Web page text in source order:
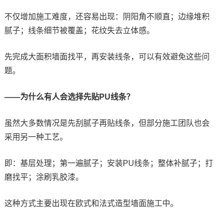
不仅增加施工难度，还容易出现：阴阳角不顺直；边缘堆积
腻子；线条细节被覆盖；花纹失去立体感。
先完成大面积墙面找平，再安装线条，可以有效避免这些问
题。
——为什么有人会选择先贴PU线条？
虽然大多数情况是先刮腻子再贴线条，但部分施工团队也会
采用另一种工艺。
即：基层处理；第一遍腻子；安装PU线条；整体补腻子；打
磨找平；涂刷乳胶漆。
这种方式主要出现在欧式和法式造型墙面施工中。